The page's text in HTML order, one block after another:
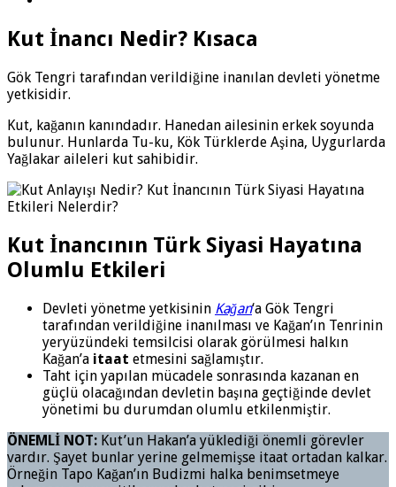
Kut İnancı Nedir? Kısaca
Gök Tengri tarafından verildiğine inanılan devleti yönetme
yetkisidir.
Kut, kağanın kanındadır. Hanedan ailesinin erkek soyunda
bulunur. Hunlarda Tu-ku, Kök Türklerde Aşina, Uygurlarda
Yağlakar aileleri kut sahibidir.
Kut İnancının Türk Siyasi Hayatına
Olumlu Etkileri
Devleti yönetme yetkisinin Kağan‘a Gök Tengri
tarafından verildiğine inanılması ve Kağan’ın Tenrinin
yeryüzündeki temsilcisi olarak görülmesi halkın
Kağan’a itaat etmesini sağlamıştır.
Taht için yapılan mücadele sonrasında kazanan en
güçlü olacağından devletin başına geçtiğinde devlet
yönetimi bu durumdan olumlu etkilenmiştir.
ÖNEMLİ NOT: Kut’un Hakan’a yüklediği önemli görevler
vardır. Şayet bunlar yerine gelmemişse itaat ortadan kalkar.
Örneğin Tapo Kağan’ın Budizmi halka benimsetmeye